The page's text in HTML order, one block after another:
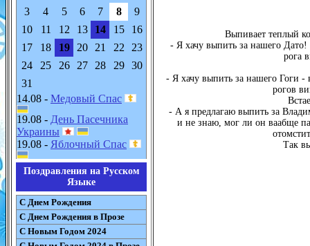
3
4 5 6 7 8
9
10
11 12 13 14 15
16
17
18 19 20 21 22
23
24
25 26 27 28 29
30
31
14.08 - Медовый Спас
19.08 - День Пасечника
Украины
19.08 - Яблочный Спас
Поздравления на Русском
Языке
С Днем Рождения
С Днем Рождения в Прозе
С Новым Годом 2024
Выпивает теплый
- Я хачу выпить за нашего
рога
- Я хачу выпить за нашего Гоги -
рогов
- А я предлагаю выпить за
и нe знаю, мог ли он ваабще
Так